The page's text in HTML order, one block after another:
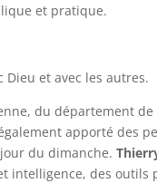
et pratique.
et avec les autres.
du département
apporté des
du dimanche.
intelligence, des outils